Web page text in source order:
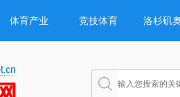
体育产业 竞技体育 洛杉矶